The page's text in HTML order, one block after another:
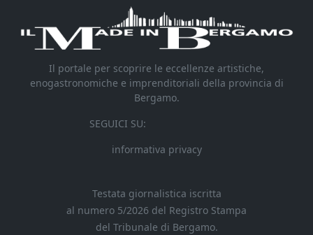
Il portale per scoprire le eccellenze artistiche,
enogastronomiche e imprenditoriali della provincia di
Bergamo.
SEGUICI SU:
informativa privacy
Testata giornalistica iscritta
al numero 5/2026 del Registro Stampa
del Tribunale di Bergamo.